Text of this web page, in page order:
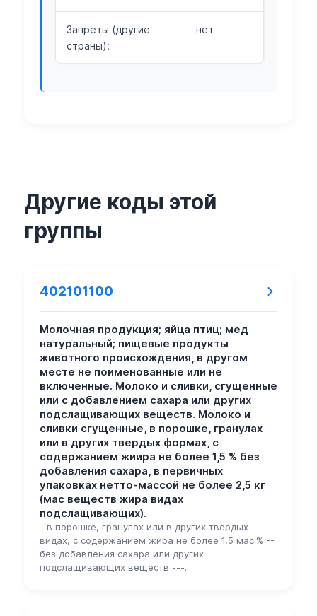
Запреты (другие
страны):
нет
Другие коды этой
группы
402101100
Молочная продукция; яйца птиц; мед
натуральный; пищевые продукты
животного происхождения, в другом
месте не поименованные или не
включенные. Молоко и сливки, сгущенные
или с добавлением сахара или других
подслащивающих веществ. Молоко и
сливки сгущенные, в порошке, гранулах
или в других твердых формах, с
содержанием жиира не более 1,5 % без
добавления сахара, в первичных
упаковках нетто-массой не более 2,5 кг
(мас веществ жира видах
подслащивающих).
- в порошке, гранулах или в других твердых
видах, с содержанием жира не более 1,5 мас.% --
без добавления сахара или других
подслащивающих веществ ---...